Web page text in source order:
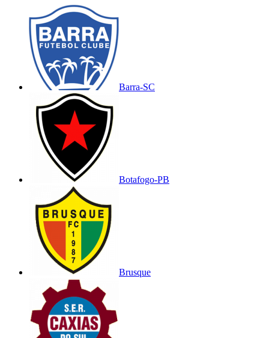
Barra-SC
Botafogo-PB
Brusque